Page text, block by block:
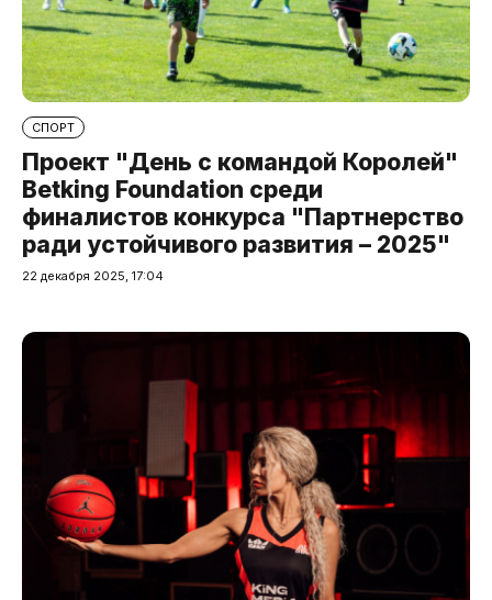
СПОРТ
Проект "День с командой Королей"
Betking Foundation среди
финалистов конкурса "Партнерство
ради устойчивого развития – 2025"
22 декабря 2025, 17:04